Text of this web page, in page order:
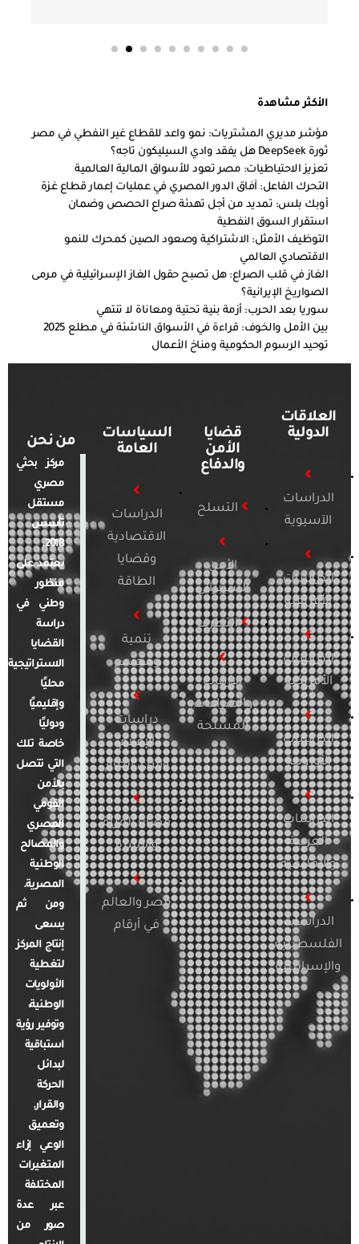
الأكثر مشاهدة
مؤشر مديري المشتريات: نمو واعد للقطاع غير النفطي في مصر
ثورة DeepSeek هل يفقد وادي السيليكون تاجه؟
تعزيز الاحتياطيات: مصر تعود للأسواق المالية العالمية
التحرك الفاعل: آفاق الدور المصري في عمليات إعمار قطاع غزة
أوبك بلس: تمديد من أجل تهدئة صراع الحصص وضمان
استقرار السوق النفطية
التوظيف الأمثل: الاشتراكية وصعود الصين كمحرك للنمو
الاقتصادي العالمي
الغاز في قلب الصراع: هل تصبح حقول الغاز الإسرائيلية في مرمى
الصواريخ الإيرانية؟
سوريا بعد الحرب: أزمة بنية تحتية ومعاناة لا تنتهي
بين الأمل والخوف: قراءة في الأسواق الناشئة في مطلع 2025
توحيد الرسوم الحكومية ومناخ الأعمال
العلاقات
الدولية
الدراسات
الآسيوية
الدراسات
الأفريقية
الدراسات
الأمريكية
الدراسات
الأوروبية
الدراسات
العربية
والإقليمية
الدراسات
الفلسطينية
والإسرائيلية
قضايا
الأمن
والدفاع
التسلح
الأمن
السيبراني
التطرف
الإرهاب
والصراعات
المسلحة
السياسات
العامة
الدراسات
الاقتصادية
وقضايا
الطاقة
تنمية
ومجتمع
دراسات
الإعلام
والرأي العام
قضايا المرأة
والأسرة
مصر والعالم
في أرقام
من نحن
مركز بحثي
مصري
مستقل
تأسس
2018.
يعتمد على
منظور
وطني في
دراسة
القضايا
الاستراتيجية
محليًا
وإقليميًا
ودوليًا
خاصة تلك
التي تتصل
بالأمن
القومي
المصري
والمصالح
الوطنية
المصرية.
ومن ثم
يسعى
إنتاج المركز
لتغطية
الأولويات
الوطنية،
وتوفير رؤية
استباقية
لبدائل
الحركة
والقرار.
وتعميق
الوعي إزاء
المتغيرات
المختلفة
عبر عدة
صور من